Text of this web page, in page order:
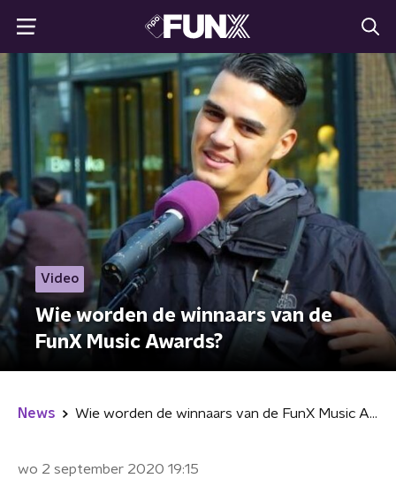
Video
Wie worden de winnaars van de
FunX Music Awards?
News Wie worden de winnaars van de FunX Music Awards?
wo 2 september 2020 19:15